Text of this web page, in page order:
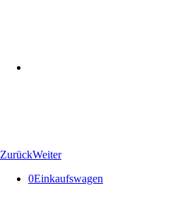
ZurückWeiter
0Einkaufswagen